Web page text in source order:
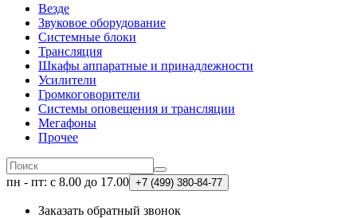
Везде
Звуковое оборудование
Системные блоки
Трансляция
Шкафы аппаратные и принадлежности
Усилители
Громкоговорители
Системы оповещения и трансляции
Мегафоны
Прочее
пн - пт: с 8.00 до 17.00 +7 (499) 380-84-77
Заказать обратный звонок